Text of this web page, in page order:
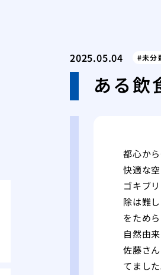
2025.05.04 未分
ある飲
都心か
快適な
ゴキブ
除は難
をため
自然由
佐藤さ
てまし